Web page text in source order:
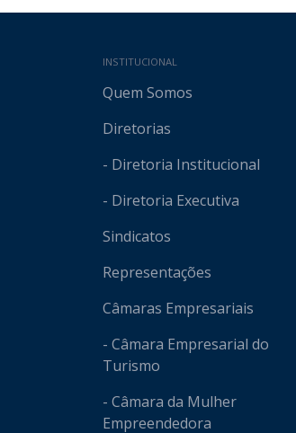
Mapa
INSTITUCIONAL
Quem Somos
Diretorias
- Diretoria Institucional
- Diretoria Executiva
Sindicatos
Representações
Câmaras Empresariais
- Câmara Empresarial do
Turismo
- Câmara da Mulher
Empreendedora